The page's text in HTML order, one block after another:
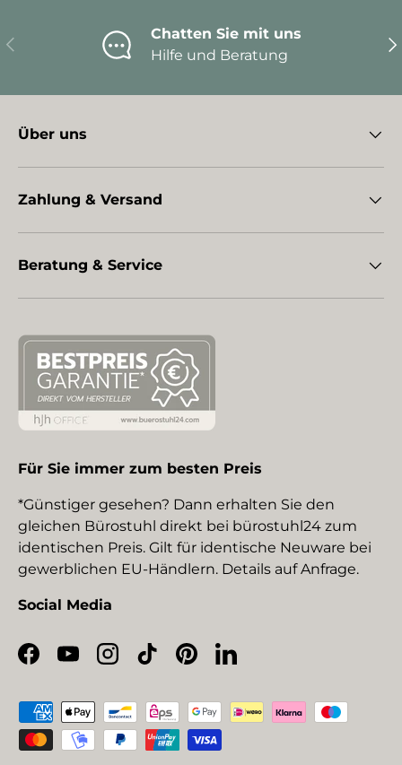
Vorherige
Chatten Sie mit uns
Hilfe und Beratung
Über uns
Zahlung & Versand
Beratung & Service
Für Sie immer zum besten Preis
*Günstiger gesehen? Dann erhalten Sie den
gleichen Bürostuhl direkt bei bürostuhl24 zum
identischen Preis. Gilt für identische Neuware bei
gewerblichen EU-Händlern. Details auf Anfrage.
Social Media
Facebook
YouTubeInstagram
TikTokPinterestLinkedIn
Zahlungsmethoden